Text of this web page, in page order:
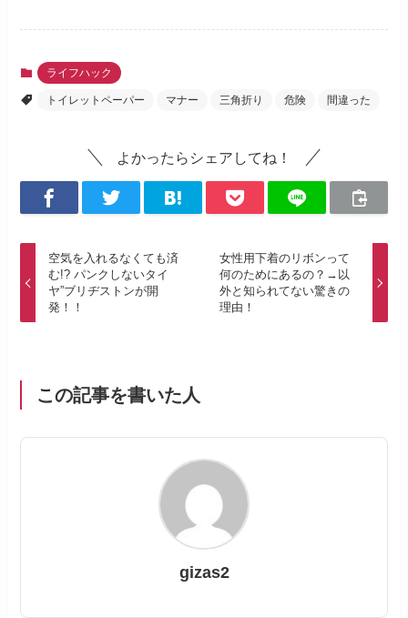
ライフハック
トイレットペーパー マナー 三角折り 危険 間違った
よかったらシェアしてね！
空気を入れるなくても済
む!? パンクしないタイ
ヤ”ブリヂストンが開
発！！
女性用下着のリボンって
何のためにあるの？→以
外と知られてない驚きの
理由！
この記事を書いた人
gizas2